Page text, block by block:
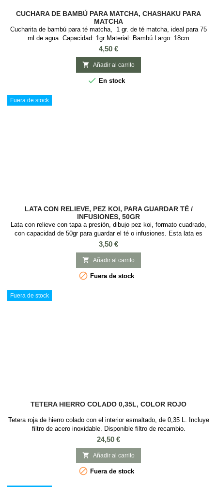
CUCHARA DE BAMBÚ PARA MATCHA, CHASHAKU PARA
MATCHA
Cucharita de bambú para té matcha, 1 gr. de té matcha, ideal para 75
ml de agua. Capacidad: 1gr Material: Bambú Largo: 18cm
Precio
4,50 €
 Añadir al carrito
 En stock
Fuera de stock
LATA CON RELIEVE, PEZ KOI, PARA GUARDAR TÉ /
INFUSIONES, 50GR
Lata con relieve con tapa a presión, dibujo pez koi, formato cuadrado,
con capacidad de 50gr para guardar el té o infusiones. Esta lata es
ideal guardar té o infusiones, es cuadrada con tapa a presión y con
Medidas: 5,5 x 5,5 x 8,5 cm.
Precio
3,50 €
 Añadir al carrito
 Fuera de stock
Fuera de stock
TETERA HIERRO COLADO 0,35L, COLOR ROJO
Tetera roja de hierro colado con el interior esmaltado, de 0,35 L. Incluye
filtro de acero inoxidable. Disponible filtro de recambio.
Precio
24,50 €
 Añadir al carrito
 Fuera de stock